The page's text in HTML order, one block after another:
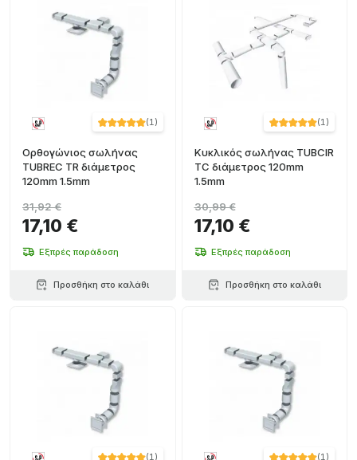
(1)
Ορθογώνιος σωλήνας
TUBREC TR διάμετρος
120mm 1.5mm
17,10 €
31,92 €
Εξπρές παράδοση
Προσθήκη στο καλάθι
(1)
Κυκλικός σωλήνας TUBCIR
TC διάμετρος 120mm
1.5mm
17,10 €
30,99 €
Εξπρές παράδοση
Προσθήκη στο καλάθι
(1) (1)